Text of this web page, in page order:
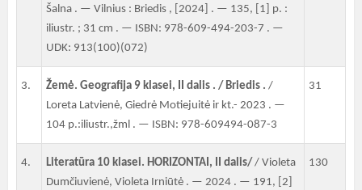
Šalna . — Vilnius : Briedis , [2024] . — 135, [1] p. :
iliustr. ; 31 cm . — ISBN: 978-609-494-203-7 . —
UDK: 913(100)(072)
3. Žemė. Geografija 9 klasei, II dalis . / Briedis . /
Loreta Latvienė, Giedrė Motiejuitė ir kt.- 2023 . —
104 p.:iliustr.,žml . — ISBN: 978-609494-087-3
31
4. Literatūra 10 klasei. HORIZONTAI, II dalis/ / Violeta
Dumčiuvienė, Violeta Irniūtė . — 2024 . — 191, [2]
130